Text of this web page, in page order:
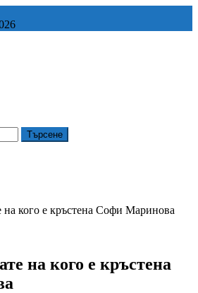
на кого е кръстена Софи Маринова
на кого е кръстена